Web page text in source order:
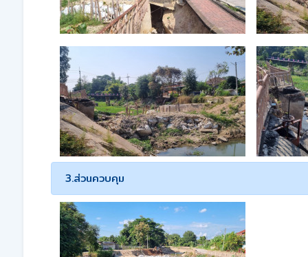
3.ส่วนควบคุม